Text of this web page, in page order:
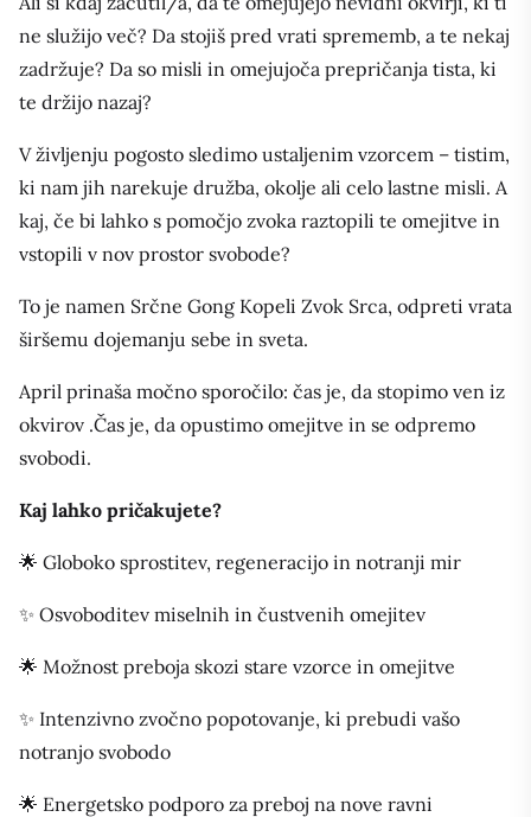
ne služijo več? Da stojiš pred vrati sprememb, a te nekaj
zadržuje? Da so misli in omejujoča prepričanja tista, ki
te držijo nazaj?
V življenju pogosto sledimo ustaljenim vzorcem – tistim,
ki nam jih narekuje družba, okolje ali celo lastne misli. A
kaj, če bi lahko s pomočjo zvoka raztopili te omejitve in
vstopili v nov prostor svobode?
To je namen Srčne Gong Kopeli Zvok Srca, odpreti vrata
širšemu dojemanju sebe in sveta.
April prinaša močno sporočilo: čas je, da stopimo ven iz
okvirov .Čas je, da opustimo omejitve in se odpremo
svobodi.
Kaj lahko pričakujete?
🌟 Globoko sprostitev, regeneracijo in notranji mir
✨ Osvoboditev miselnih in čustvenih omejitev
🌟 Možnost preboja skozi stare vzorce in omejitve
✨ Intenzivno zvočno popotovanje, ki prebudi vašo
notranjo svobodo
🌟 Energetsko podporo za preboj na nove ravni